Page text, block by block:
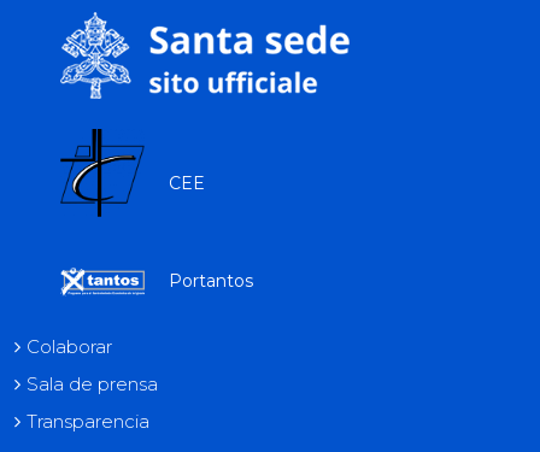
CEE
Portantos
Colaborar
Sala de prensa
Transparencia